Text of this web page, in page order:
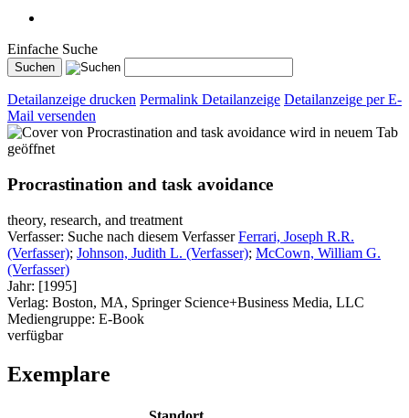
Einfache Suche
Detailanzeige drucken Permalink Detailanzeige Detailanzeige per E-
Mail versenden
wird in neuem Tab
geöffnet
Procrastination and task avoidance
theory, research, and treatment
Verfasser: Suche nach diesem Verfasser Ferrari, Joseph R.R.
(Verfasser); Johnson, Judith L. (Verfasser); McCown, William G.
(Verfasser)
Jahr: [1995]
Verlag: Boston, MA, Springer Science+Business Media, LLC
Mediengruppe: E-Book
verfügbar
Exemplare